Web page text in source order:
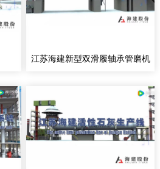
江苏海建新型双滑履轴承管磨机